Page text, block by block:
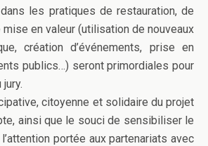
dans les pratiques de restauration, de
en valeur (utilisation de nouveaux
création d’événements, prise en
publics…) seront primordiales pour
citoyenne et solidaire du projet
ainsi que le souci de sensibiliser le
portée aux partenariats avec